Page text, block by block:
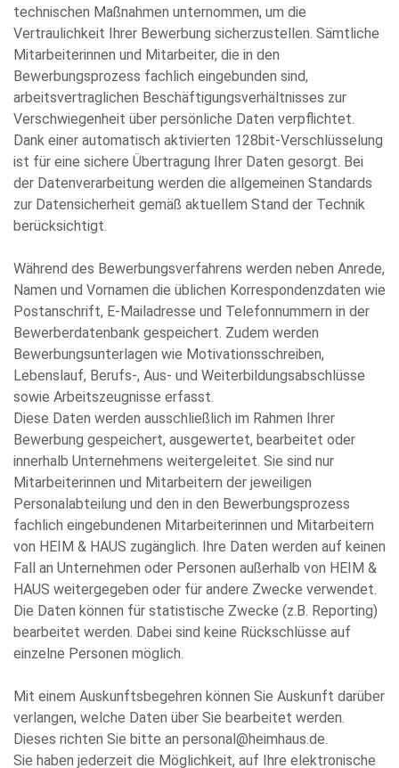
technischen Maßnahmen unternommen, um die
Vertraulichkeit Ihrer Bewerbung sicherzustellen. Sämtliche
Mitarbeiterinnen und Mitarbeiter, die in den
Bewerbungsprozess fachlich eingebunden sind,
arbeitsvertraglichen Beschäftigungsverhältnisses zur
Verschwiegenheit über persönliche Daten verpflichtet.
Dank einer automatisch aktivierten 128bit-Verschlüsselung
ist für eine sichere Übertragung Ihrer Daten gesorgt. Bei
der Datenverarbeitung werden die allgemeinen Standards
zur Datensicherheit gemäß aktuellem Stand der Technik
berücksichtigt.
Während des Bewerbungsverfahrens werden neben Anrede,
Namen und Vornamen die üblichen Korrespondenzdaten wie
Postanschrift, E-Mailadresse und Telefonnummern in der
Bewerberdatenbank gespeichert. Zudem werden
Bewerbungsunterlagen wie Motivationsschreiben,
Lebenslauf, Berufs-, Aus- und Weiterbildungsabschlüsse
sowie Arbeitszeugnisse erfasst.
Diese Daten werden ausschließlich im Rahmen Ihrer
Bewerbung gespeichert, ausgewertet, bearbeitet oder
innerhalb Unternehmens weitergeleitet. Sie sind nur
Mitarbeiterinnen und Mitarbeitern der jeweiligen
Personalabteilung und den in den Bewerbungsprozess
fachlich eingebundenen Mitarbeiterinnen und Mitarbeitern
von HEIM & HAUS zugänglich. Ihre Daten werden auf keinen
Fall an Unternehmen oder Personen außerhalb von HEIM &
HAUS weitergegeben oder für andere Zwecke verwendet.
Die Daten können für statistische Zwecke (z.B. Reporting)
bearbeitet werden. Dabei sind keine Rückschlüsse auf
einzelne Personen möglich.
Mit einem Auskunftsbegehren können Sie Auskunft darüber
verlangen, welche Daten über Sie bearbeitet werden.
Dieses richten Sie bitte an personal@heimhaus.de.
Sie haben jederzeit die Möglichkeit, auf Ihre elektronische